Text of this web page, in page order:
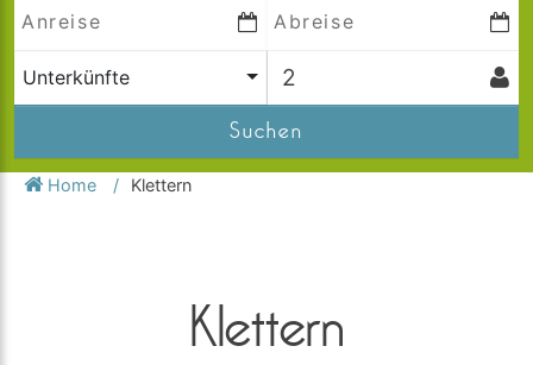
Unterkünfte
Suchen
Home Klettern
Klettern